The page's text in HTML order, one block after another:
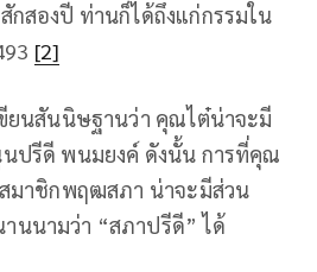
สองปี ท่านก็ได้ถึงแก่กรรมใน
[2]
ยนสันนิษฐานว่า คุณไต๋น่าจะมี
ปรีดี พนมยงค์ ดังนั้น การที่คุณ
มาชิกพฤฒสภา น่าจะมีส่วน
นนามว่า “สภาปรีดี” ได้